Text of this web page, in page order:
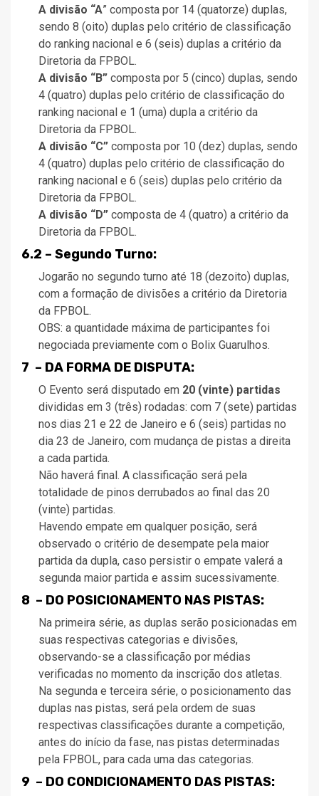
A divisão “A” composta por 14 (quatorze) duplas,
sendo 8 (oito) duplas pelo critério de classificação
do ranking nacional e 6 (seis) duplas a critério da
Diretoria da FPBOL.
A divisão “B” composta por 5 (cinco) duplas, sendo
4 (quatro) duplas pelo critério de classificação do
ranking nacional e 1 (uma) dupla a critério da
Diretoria da FPBOL.
A divisão “C” composta por 10 (dez) duplas, sendo
4 (quatro) duplas pelo critério de classificação do
ranking nacional e 6 (seis) duplas pelo critério da
Diretoria da FPBOL.
A divisão “D” composta de 4 (quatro) a critério da
Diretoria da FPBOL.
6.2 – Segundo Turno:
Jogarão no segundo turno até 18 (dezoito) duplas,
com a formação de divisões a critério da Diretoria
da FPBOL.
OBS: a quantidade máxima de participantes foi
negociada previamente com o Bolix Guarulhos.
7 – DA FORMA DE DISPUTA:
O Evento será disputado em 20 (vinte) partidas
divididas em 3 (três) rodadas: com 7 (sete) partidas
nos dias 21 e 22 de Janeiro e 6 (seis) partidas no
dia 23 de Janeiro, com mudança de pistas a direita
a cada partida.
Não haverá final. A classificação será pela
totalidade de pinos derrubados ao final das 20
(vinte) partidas.
Havendo empate em qualquer posição, será
observado o critério de desempate pela maior
partida da dupla, caso persistir o empate valerá a
segunda maior partida e assim sucessivamente.
8 – DO POSICIONAMENTO NAS PISTAS:
Na primeira série, as duplas serão posicionadas em
suas respectivas categorias e divisões,
observando-se a classificação por médias
verificadas no momento da inscrição dos atletas.
Na segunda e terceira série, o posicionamento das
duplas nas pistas, será pela ordem de suas
respectivas classificações durante a competição,
antes do início da fase, nas pistas determinadas
pela FPBOL, para cada uma das categorias.
9 – DO CONDICIONAMENTO DAS PISTAS: